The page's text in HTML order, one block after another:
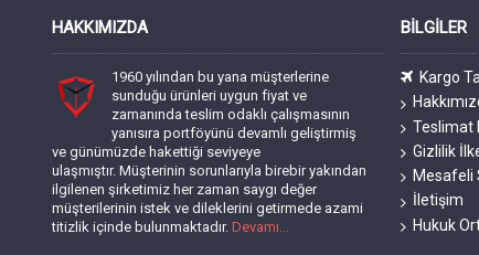
HAKKIMIZDA
1960 yılından bu yana müşterlerine
sunduğu ürünleri uygun fiyat ve
zamanında teslim odaklı çalışmasının
yanısıra portföyünü devamlı geliştirmiş
ve günümüzde hakettiği seviyeye
ulaşmıştır. Müşterinin sorunlarıyla birebir yakından
ilgilenen şirketimiz her zaman saygı değer
müşterilerinin istek ve dileklerini getirmede azami
titizlik içinde bulunmaktadır. Devamı...
BILGILER
Kargo
Teslimat
Gizlilik
Mesafeli
İletişim
Hukuk